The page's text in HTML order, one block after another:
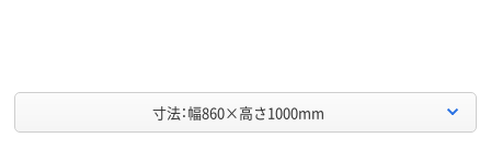
寸法：幅860×高さ1000mm